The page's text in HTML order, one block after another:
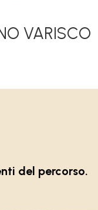
VARISCO
del percorso.